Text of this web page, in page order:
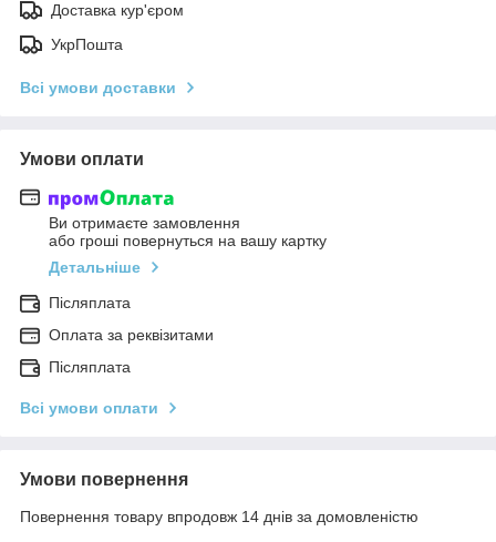
Доставка кур'єром
УкрПошта
Всі умови доставки
Умови оплати
Ви отримаєте замовлення
або гроші повернуться на вашу картку
Детальніше
Післяплата
Оплата за реквізитами
Післяплата
Всі умови оплати
Умови повернення
Повернення товару впродовж 14 днів за домовленістю